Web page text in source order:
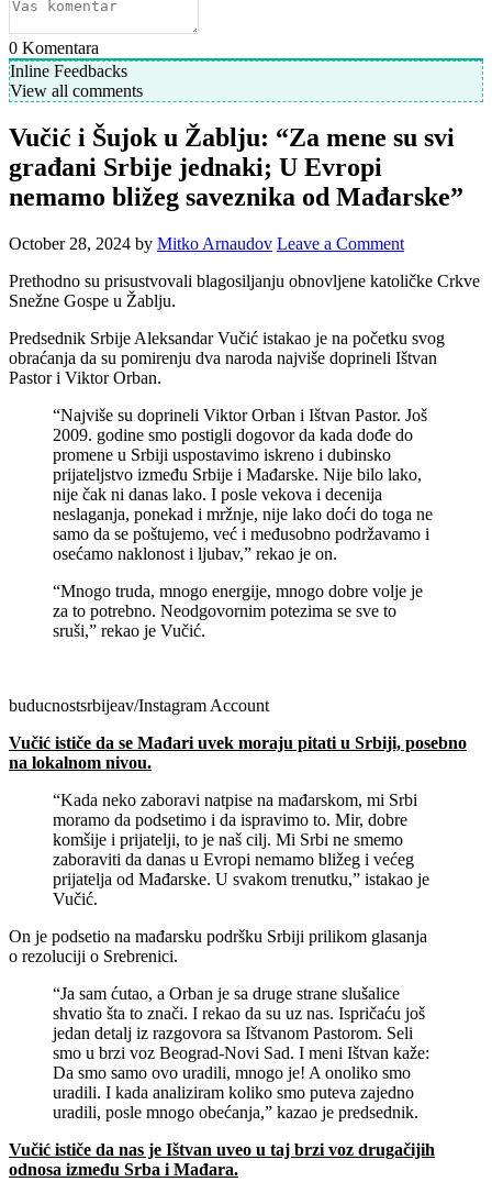
0 Komentara
Inline Feedbacks
View all comments
Vučić i Šujok u Žablju: “Za mene su svi
građani Srbije jednaki; U Evropi
nemamo bližeg saveznika od Mađarske”
October 28, 2024 by Mitko Arnaudov Leave a Comment
Prethodno su prisustvovali blagosiljanju obnovljene katoličke Crkve
Snežne Gospe u Žablju.
Predsednik Srbije Aleksandar Vučić istakao je na početku svog
obraćanja da su pomirenju dva naroda najviše doprineli Ištvan
Pastor i Viktor Orban.
“Najviše su doprineli Viktor Orban i Ištvan Pastor. Još
2009. godine smo postigli dogovor da kada dođe do
promene u Srbiji uspostavimo iskreno i dubinsko
prijateljstvo između Srbije i Mađarske. Nije bilo lako,
nije čak ni danas lako. I posle vekova i decenija
neslaganja, ponekad i mržnje, nije lako doći do toga ne
samo da se poštujemo, već i međusobno podržavamo i
osećamo naklonost i ljubav,” rekao je on.
“Mnogo truda, mnogo energije, mnogo dobre volje je
za to potrebno. Neodgovornim potezima se sve to
sruši,” rekao je Vučić.
buducnostsrbijeav/Instagram Account
Vučić ističe da se Mađari uvek moraju pitati u Srbiji, posebno
na lokalnom nivou.
“Kada neko zaboravi natpise na mađarskom, mi Srbi
moramo da podsetimo i da ispravimo to. Mir, dobre
komšije i prijatelji, to je naš cilj. Mi Srbi ne smemo
zaboraviti da danas u Evropi nemamo bližeg i većeg
prijatelja od Mađarske. U svakom trenutku,” istakao je
Vučić.
On je podsetio na mađarsku podršku Srbiji prilikom glasanja
o rezoluciji o Srebrenici.
“Ja sam ćutao, a Orban je sa druge strane slušalice
shvatio šta to znači. I rekao da su uz nas. Ispričaću još
jedan detalj iz razgovora sa Ištvanom Pastorom. Seli
smo u brzi voz Beograd-Novi Sad. I meni Ištvan kaže:
Da smo samo ovo uradili, mnogo je! A onoliko smo
uradili. I kada analiziram koliko smo puteva zajedno
uradili, posle mnogo obećanja,” kazao je predsednik.
Vučić ističe da nas je Ištvan uveo u taj brzi voz drugačijih
odnosa između Srba i Mađara.